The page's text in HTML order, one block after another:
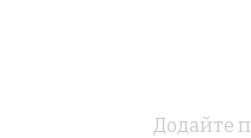
Додайте